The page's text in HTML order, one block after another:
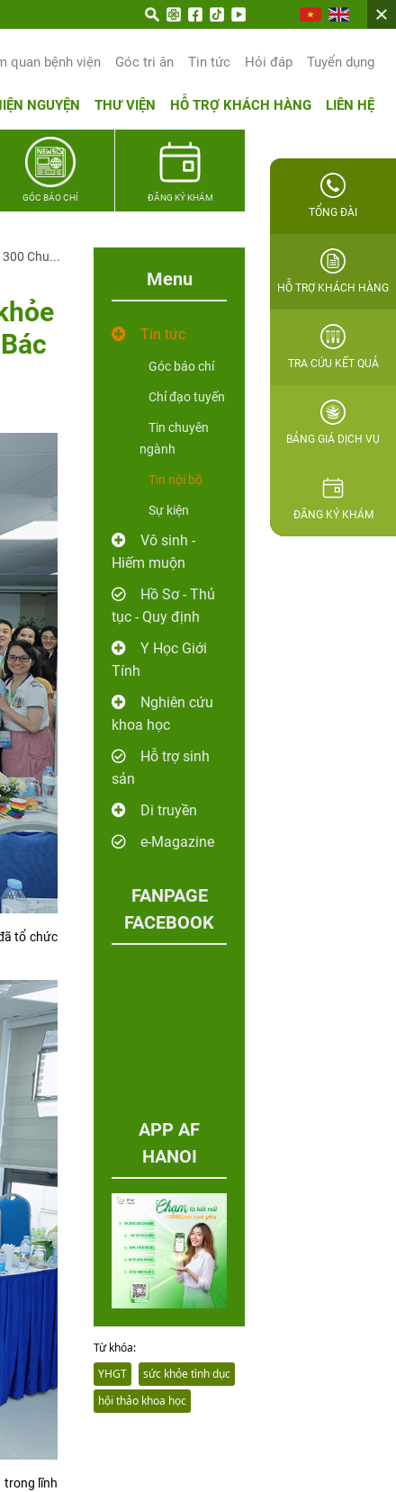
quan bệnh viện Góc tri ân Tin tức Hỏi đáp Tuyển dụng
NGUYỆN THƯ VIỆN HỖ TRỢ KHÁCH HÀNG LIÊN HỆ
GÓC BÁO CHÍ ĐĂNG KÝ KHÁM
Chu...
tổ chức
trong lĩnh
Menu
Tin tức
Góc báo chí
Chỉ đạo tuyến
Tin chuyên
ngành
Tin nội bộ
Sự kiện
Vô sinh -
Hiếm muộn
Hồ Sơ - Thủ
tục - Quy định
Y Học Giới
Tính
Nghiên cứu
khoa học
Hỗ trợ sinh
sản
Di truyền
e-Magazine
FANPAGE
FACEBOOK
APP AF
HANOI
Từ khóa:
YHGT
sức khỏe tình dục
hội thảo khoa học
TỔNG ĐÀI
HỖ TRỢ KHÁCH HÀNG
TRA CỨU KẾT QUẢ
BẢNG GIÁ DỊCH VỤ
ĐĂNG KÝ KHÁM